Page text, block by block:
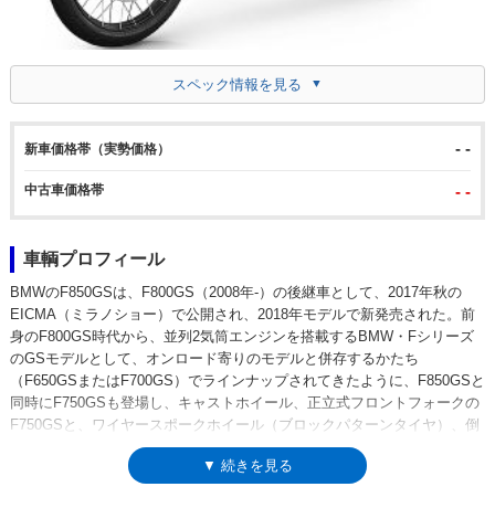
スペック情報を見る
新車価格帯（実勢価格） - -
中古車価格帯 - -
車輌プロフィール
BMWのF850GSは、F800GS（2008年-）の後継車として、2017年秋の
EICMA（ミラノショー）で公開され、2018年モデルで新発売された。前
身のF800GS時代から、並列2気筒エンジンを搭載するBMW・Fシリーズ
のGSモデルとして、オンロード寄りのモデルと併存するかたち
（F650GSまたはF700GS）でラインナップされてきたように、F850GSと
同時にF750GSも登場し、キャストホイール、正立式フロントフォークの
F750GSと、ワイヤースポークホイール（ブロックパターンタイヤ）、倒
立フォークを備えた、よりオフロード色の濃いF850GSが並立するかたち
になった。ワイヤースポークホイールは、衝撃吸収性に優れているため、
▼ 続きを見る